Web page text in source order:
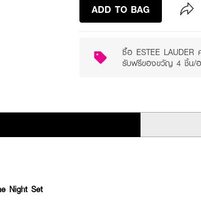
ADD TO BAG
ซื้อ ESTEE
รับฟรีของขวัญ 4 ชิ้น/อ
Night Set